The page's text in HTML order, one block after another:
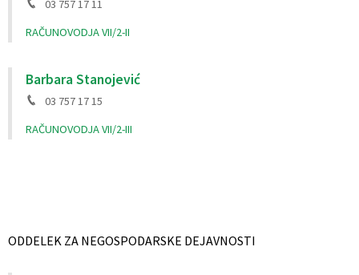
03 757 17 11
RAČUNOVODJA VII/2-II
Barbara Stanojević
03 757 17 15
RAČUNOVODJA VII/2-III
ODDELEK ZA NEGOSPODARSKE DEJAVNOSTI